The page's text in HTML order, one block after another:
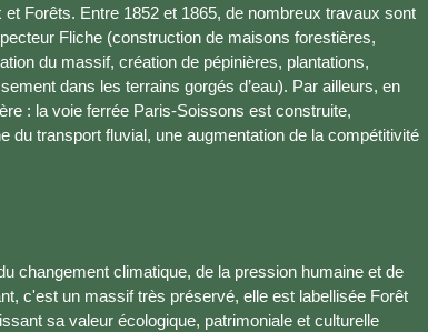
et Forêts. Entre 1852 et 1865, de nombreux travaux sont
Fliche (construction de maisons forestières,
du massif, création de pépinières, plantations,
dans les terrains gorgés d’eau). Par ailleurs, en
: la voie ferrée Paris-Soissons est construite,
du transport fluvial, une augmentation de la compétitivité
changement climatique, de la pression humaine et de
c'est un massif très préservé, elle est labellisée Forêt
sa valeur écologique, patrimoniale et culturelle